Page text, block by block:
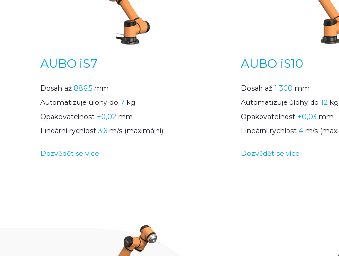
AUBO iS7
Dosah až 886,5 mm
Automatizuje úlohy do7 kg
Opakovatelnost ±0,02 mm
Lineární rychlost3,6 m/s (maximální)
Dozvědět se více
AUBO iS10
Dosah až1 300 mm
Automatizuje úlohy do12 kg
Opakovatelnost ±0,03 mm
Lineární rychlost4 m/s
Dozvědět se více